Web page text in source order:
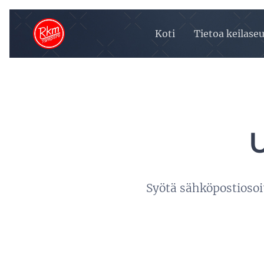
Koti Tietoa
Syötä